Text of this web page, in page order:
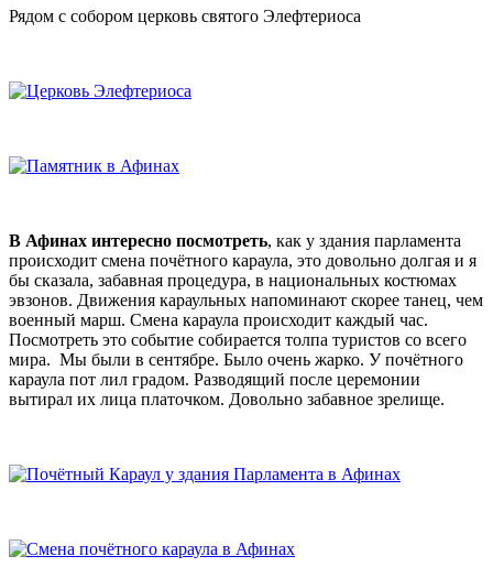
Рядом с собором церковь святого Элефтериоса
В Афинах интересно посмотреть, как у здания парламента
происходит смена почётного караула, это довольно долгая и я
бы сказала, забавная процедура, в национальных костюмах
эвзонов. Движения караульных напоминают скорее танец, чем
военный марш. Смена караула происходит каждый час.
Посмотреть это событие собирается толпа туристов со всего
мира. Мы были в сентябре. Было очень жарко. У почётного
караула пот лил градом. Разводящий после церемонии
вытирал их лица платочком. Довольно забавное зрелище.